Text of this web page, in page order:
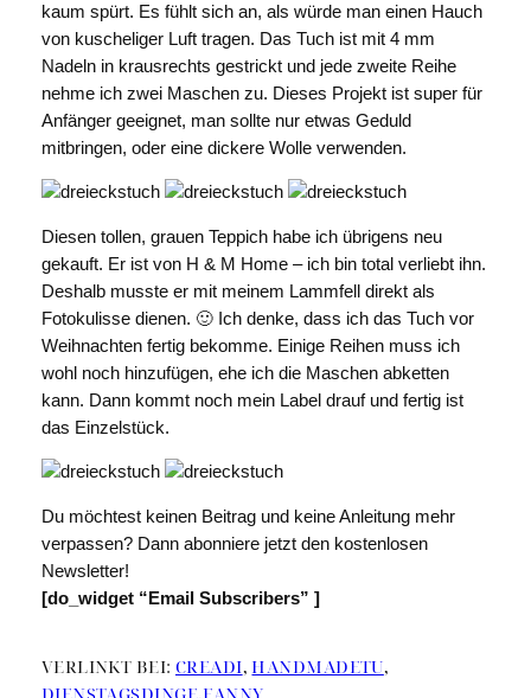
kaum spürt. Es fühlt sich an, als würde man einen Hauch
von kuscheliger Luft tragen. Das Tuch ist mit 4 mm
Nadeln in krausrechts gestrickt und jede zweite Reihe
nehme ich zwei Maschen zu. Dieses Projekt ist super für
Anfänger geeignet, man sollte nur etwas Geduld
mitbringen, oder eine dickere Wolle verwenden.
Diesen tollen, grauen Teppich habe ich übrigens neu
gekauft. Er ist von H & M Home – ich bin total verliebt ihn.
Deshalb musste er mit meinem Lammfell direkt als
Fotokulisse dienen. 🙂 Ich denke, dass ich das Tuch vor
Weihnachten fertig bekomme. Einige Reihen muss ich
wohl noch hinzufügen, ehe ich die Maschen abketten
kann. Dann kommt noch mein Label drauf und fertig ist
das Einzelstück.
Du möchtest keinen Beitrag und keine Anleitung mehr
verpassen? Dann abonniere jetzt den kostenlosen
Newsletter!
[do_widget “Email Subscribers” ]
VERLINKT BEI: CREADI, HANDMADETU,
DIENSTAGSDINGE,FANNY